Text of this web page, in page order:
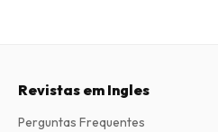
Revistas em Ingles
Perguntas Frequentes